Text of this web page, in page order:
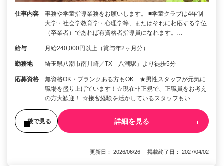
仕事内容
事務や学童指導業務をお願いします。 ■学童クラブは4年制
大学・社会学教育学・心理学等、またはそれに相応する学位
（卒業者）であれば有資格者指導員になれます。…
給与 月給240,000円以上（賞与年2ヶ月分）
勤務地 埼玉県八潮市南川崎／TX「八潮駅」より徒歩5分
応募資格
無資格OK・ブランクある方もOK ★男性スタッフが元気に
職場を盛り上げています！☆現在非正規で、正職員をお考え
の方大歓迎！ ☆接客経験を活かしているスタッフもい…
後で見る 詳細を見る
更新日： 2026/06/26 掲載終了日： 2027/04/02